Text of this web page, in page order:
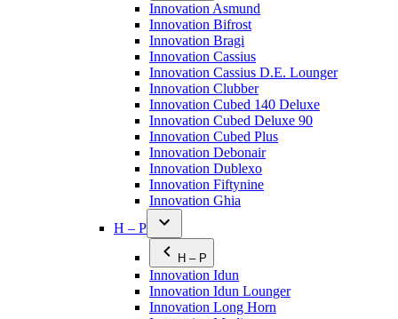
Innovation Asmund
Innovation Bifrost
Innovation Bragi
Innovation Cassius
Innovation Cassius D.E. Lounger
Innovation Clubber
Innovation Cubed 140 Deluxe
Innovation Cubed Deluxe 90
Innovation Cubed Plus
Innovation Debonair
Innovation Dublexo
Innovation Fiftynine
Innovation Ghia
H – P
H – P
Innovation Idun
Innovation Idun Lounger
Innovation Long Horn